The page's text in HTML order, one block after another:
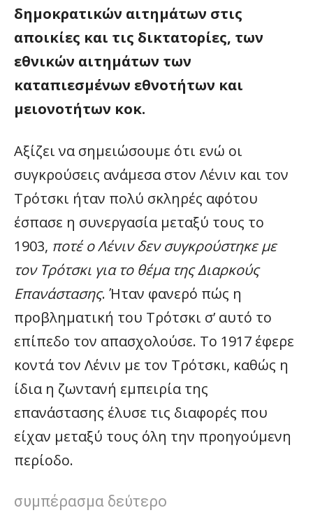
δημοκρατικών αιτημάτων στις
αποικίες και τις δικτατορίες, των
εθνικών αιτημάτων των
καταπιεσμένων εθνοτήτων και
μειονοτήτων κοκ.
Αξίζει να σημειώσουμε ότι ενώ οι
συγκρούσεις ανάμεσα στον Λένιν και τον
Τρότσκι ήταν πολύ σκληρές αφότου
έσπασε η συνεργασία μεταξύ τους το
1903, ποτέ ο Λένιν δεν συγκρούστηκε με
τον Τρότσκι για το θέμα της Διαρκούς
Επανάστασης. Ήταν φανερό πώς η
προβληματική του Τρότσκι σ’ αυτό το
επίπεδο τον απασχολούσε. Το 1917 έφερε
κοντά τον Λένιν με τον Τρότσκι, καθώς η
ίδια η ζωντανή εμπειρία της
επανάστασης έλυσε τις διαφορές που
είχαν μεταξύ τους όλη την προηγούμενη
περίοδο.
συμπέρασμα δεύτερο